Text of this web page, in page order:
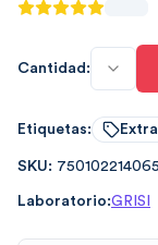
Cantidad:
Etiquetas:
SKU:
Laboratorio:GRISI